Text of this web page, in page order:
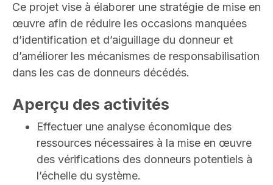
Ce projet vise à élaborer une stratégie de mise en
œuvre afin de réduire les occasions manquées
d’identification et d’aiguillage du donneur et
d’améliorer les mécanismes de responsabilisation
dans les cas de donneurs décédés.
Aperçu des activités
Effectuer une analyse économique des
ressources nécessaires à la mise en œuvre
des vérifications des donneurs potentiels à
l’échelle du système.